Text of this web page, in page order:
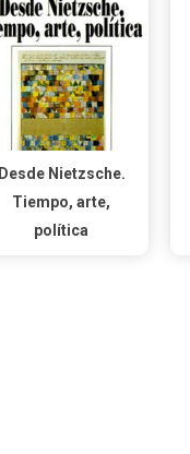
Desde Nietzsche.
Tiempo, arte,
política